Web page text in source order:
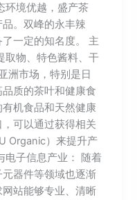
环境优越，盛产茶
。双峰的永丰辣
一定的知名度。 主
取物、特色酱料、干
洲市场，特别是日
质的茶叶和健康食
机食品和天然健康
可以通过获得相关
Organic）来提升产
电子信息产业： 随着
器件等领域也逐渐
站能够专业、清晰